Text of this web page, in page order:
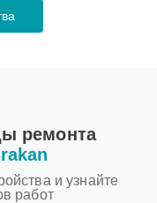
ремонта
и узнайте
работ